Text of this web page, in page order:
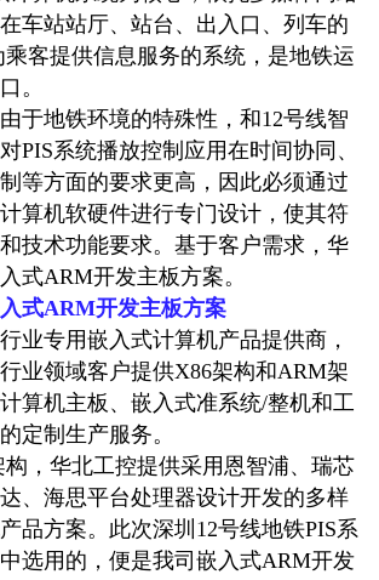
车站站厅、站台、出入口、列车的
客提供信息服务的系统，是地铁运
。
于地铁环境的特殊性，和12号线智
PIS系统播放控制应用在时间协同、
等方面的要求更高，因此必须通过
算机软硬件进行专门设计，使其符
技术功能要求。基于客户需求，华
式ARM开发主板方案。
式ARM开发主板方案
业专用嵌入式计算机产品提供商，
业领域客户提供X86架构和ARM架
算机主板、嵌入式准系统/整机和工
定制生产服务。
，华北工控提供采用恩智浦、瑞芯
、海思平台处理器设计开发的多样
品方案。此次深圳12号线地铁PIS系
选用的，便是我司嵌入式ARM开发